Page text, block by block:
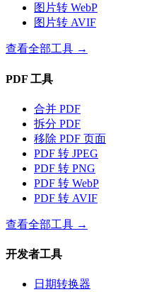
图片转 WebP
图片转 AVIF
查看全部工具 →
PDF 工具
合并 PDF
拆分 PDF
移除 PDF 页面
PDF 转 JPEG
PDF 转 PNG
PDF 转 WebP
PDF 转 AVIF
查看全部工具 →
开发者工具
日期转换器